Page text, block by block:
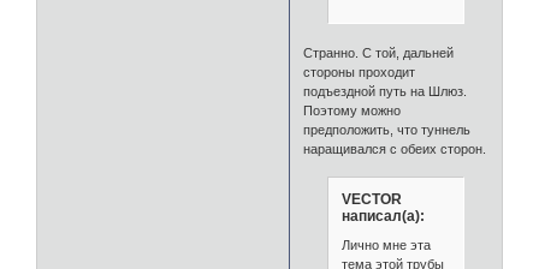
Странно. С той, дальней
стороны проходит
подъездной путь на Шлюз.
Поэтому можно
предположить, что туннель
наращивался с обеих сторон.
VECTOR
написал(а):
Лично мне эта
тема этой трубы